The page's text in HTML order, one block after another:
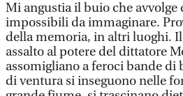
Mi angustia il buio che avvolge
impossibili da immaginare.
della memoria, in altri luoghi.
assalto al potere del dittatore
assomigliano a feroci bande di
di ventura si inseguono nelle